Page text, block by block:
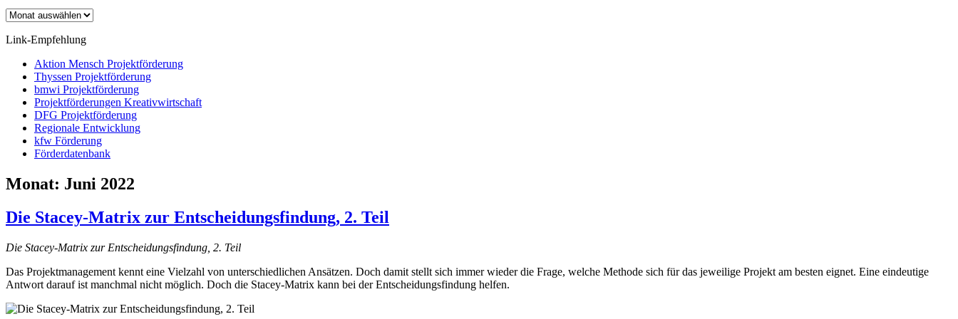
Archiv
Link-Empfehlung
Aktion Mensch Projektförderung
Thyssen Projektförderung
bmwi Projektförderung
Projektförderungen Kreativwirtschaft
DFG Projektförderung
Regionale Entwicklung
kfw Förderung
Förderdatenbank
Monat: Juni 2022
Die Stacey-Matrix zur Entscheidungsfindung, 2. Teil
Die Stacey-Matrix zur Entscheidungsfindung, 2. Teil
Das Projektmanagement kennt eine Vielzahl von unterschiedlichen Ansätzen. Doch damit stellt sich immer wieder die Frage, welche Methode sich für das jeweilige Projekt am besten eignet. Eine eindeutige
Antwort darauf ist manchmal nicht möglich. Doch die Stacey-Matrix kann bei der Entscheidungsfindung helfen.